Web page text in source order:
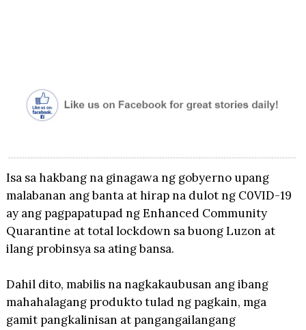
Isa sa hakbang na ginagawa ng gobyerno upang
malabanan ang banta at hirap na dulot ng C0VID-19
ay ang pagpapatupad ng Enhanced Community
Quarantine at total lockdown sa buong Luzon at
ilang probinsya sa ating bansa.
Dahil dito, mabilis na nagkakaubusan ang ibang
mahahalagang produkto tulad ng pagkain, mga
gamit pangkalinisan at pangangailangang